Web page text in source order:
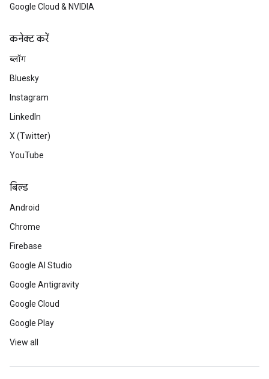
Google Cloud & NVIDIA
कनेक्ट करें
ब्लॉग
Bluesky
Instagram
LinkedIn
X (Twitter)
YouTube
बिल्ड
Android
Chrome
Firebase
Google AI Studio
Google Antigravity
Google Cloud
Google Play
View all